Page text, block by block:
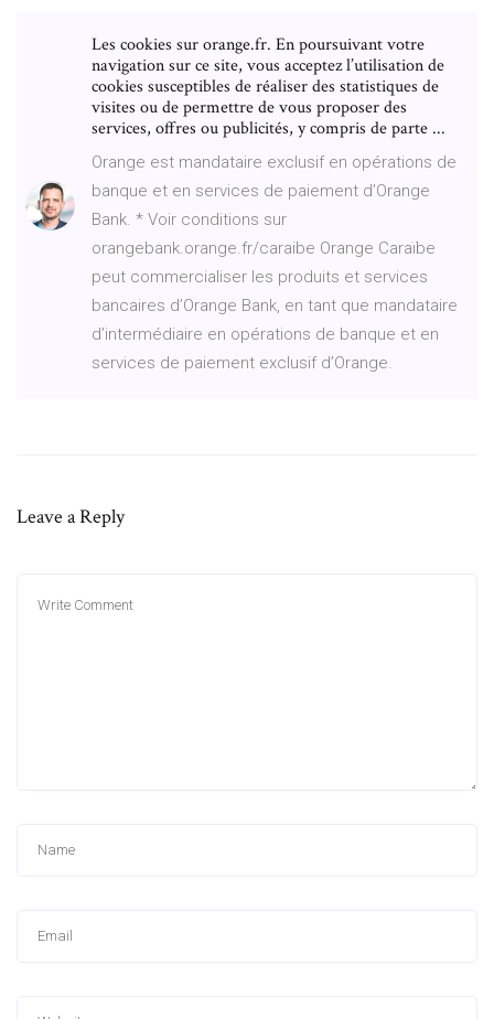
Les cookies sur orange.fr. En poursuivant votre
navigation sur ce site, vous acceptez l’utilisation de
cookies susceptibles de réaliser des statistiques de
visites ou de permettre de vous proposer des
services, offres ou publicités, y compris de parte ...
Orange est mandataire exclusif en opérations de
banque et en services de paiement d’Orange
Bank. * Voir conditions sur
orangebank.orange.fr/caraibe Orange Caraïbe
peut commercialiser les produits et services
bancaires d’Orange Bank, en tant que mandataire
d’intermédiaire en opérations de banque et en
services de paiement exclusif d’Orange.
Leave a Reply